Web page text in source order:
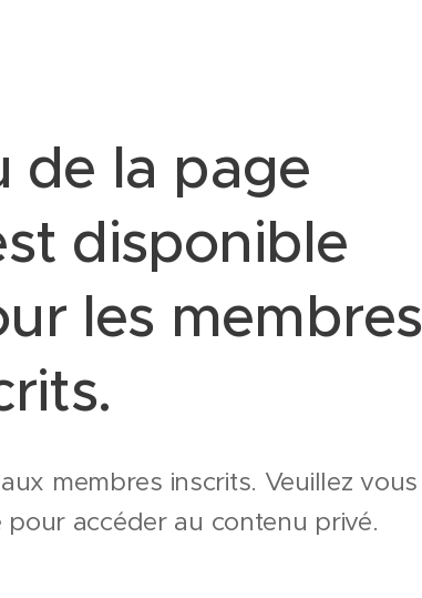
de la page
disponible
les membres
membres inscrits. Veuillez vous
accéder au contenu privé.